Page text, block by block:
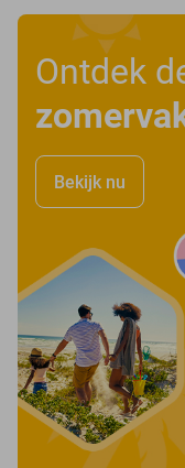
Ontdek
Bekijk nu